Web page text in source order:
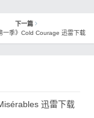
下一篇
一季》Cold Courage 迅雷下载
迅雷下载